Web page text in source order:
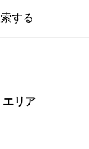
エリア